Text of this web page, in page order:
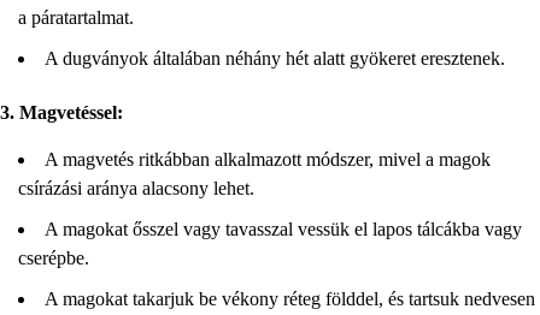
a páratartalmat.
A dugványok általában néhány hét alatt gyökeret eresztenek.
3. Magvetéssel:
A magvetés ritkábban alkalmazott módszer, mivel a magok
csírázási aránya alacsony lehet.
A magokat ősszel vagy tavasszal vessük el lapos tálcákba vagy
cserépbe.
A magokat takarjuk be vékony réteg földdel, és tartsuk nedvesen